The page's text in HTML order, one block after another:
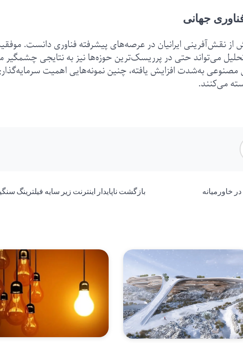
جهانی
از نقش‌آفرینی ایرانیان در عرصه‌های پیشرفته فناوری دانست.
می‌تواند حتی در پرریسک‌ترین حوزه‌ها نیز به نتایجی چشمگیر
به‌شدت افزایش یافته، چنین نمونه‌هایی اهمیت
می‌کنند.
بازگشت ناپایدار اینترنت زیر سایه فیلترینگ